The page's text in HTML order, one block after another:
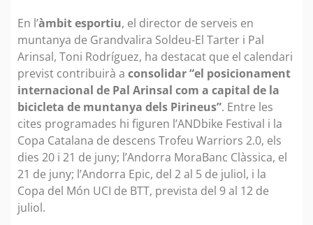
En l’àmbit esportiu, el director de serveis en
muntanya de Grandvalira Soldeu-El Tarter i Pal
Arinsal, Toni Rodríguez, ha destacat que el calendari
previst contribuirà a consolidar “el posicionament
internacional de Pal Arinsal com a capital de la
bicicleta de muntanya dels Pirineus”. Entre les
cites programades hi figuren l’ANDbike Festival i la
Copa Catalana de descens Trofeu Warriors 2.0, els
dies 20 i 21 de juny; l’Andorra MoraBanc Clàssica, el
21 de juny; l’Andorra Epic, del 2 al 5 de juliol, i la
Copa del Món UCI de BTT, prevista del 9 al 12 de
juliol.